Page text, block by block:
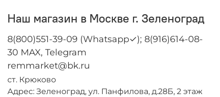
Наш магазин в Москве г. Зеленоград
8(800)551-39-09 (Whatsapp✓); 8(916)614-08-
30 MAX, Telegram
remmarket@bk.ru
ст. Крюково
Адрес: Зеленоград, ул. Панфилова, д.28Б, 2 этаж